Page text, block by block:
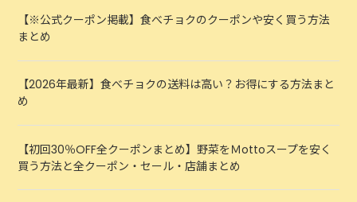
【※公式クーポン掲載】食べチョクのクーポンや安く買う方法
まとめ
【2026年最新】食べチョクの送料は高い？お得にする方法まと
め
【初回30％OFF全クーポンまとめ】野菜をＭottoスープを安く
買う方法と全クーポン・セール・店舗まとめ